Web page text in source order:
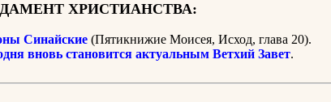
ХРИСТИАНСТВА:
Синайские (Пятикнижие Моисея, Исход, глава 20).
вновь становится актуальным Ветхий Завет.